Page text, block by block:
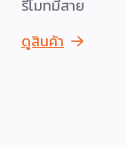
รีโมทมีสาย
ดูสินค้า